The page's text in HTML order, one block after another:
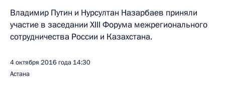
Владимир Путин и Нурсултан Назарбаев приняли
участие в заседании XIII Форума межрегионального
сотрудничества России и Казахстана.
4 октября 2016 года 14:30
Астана